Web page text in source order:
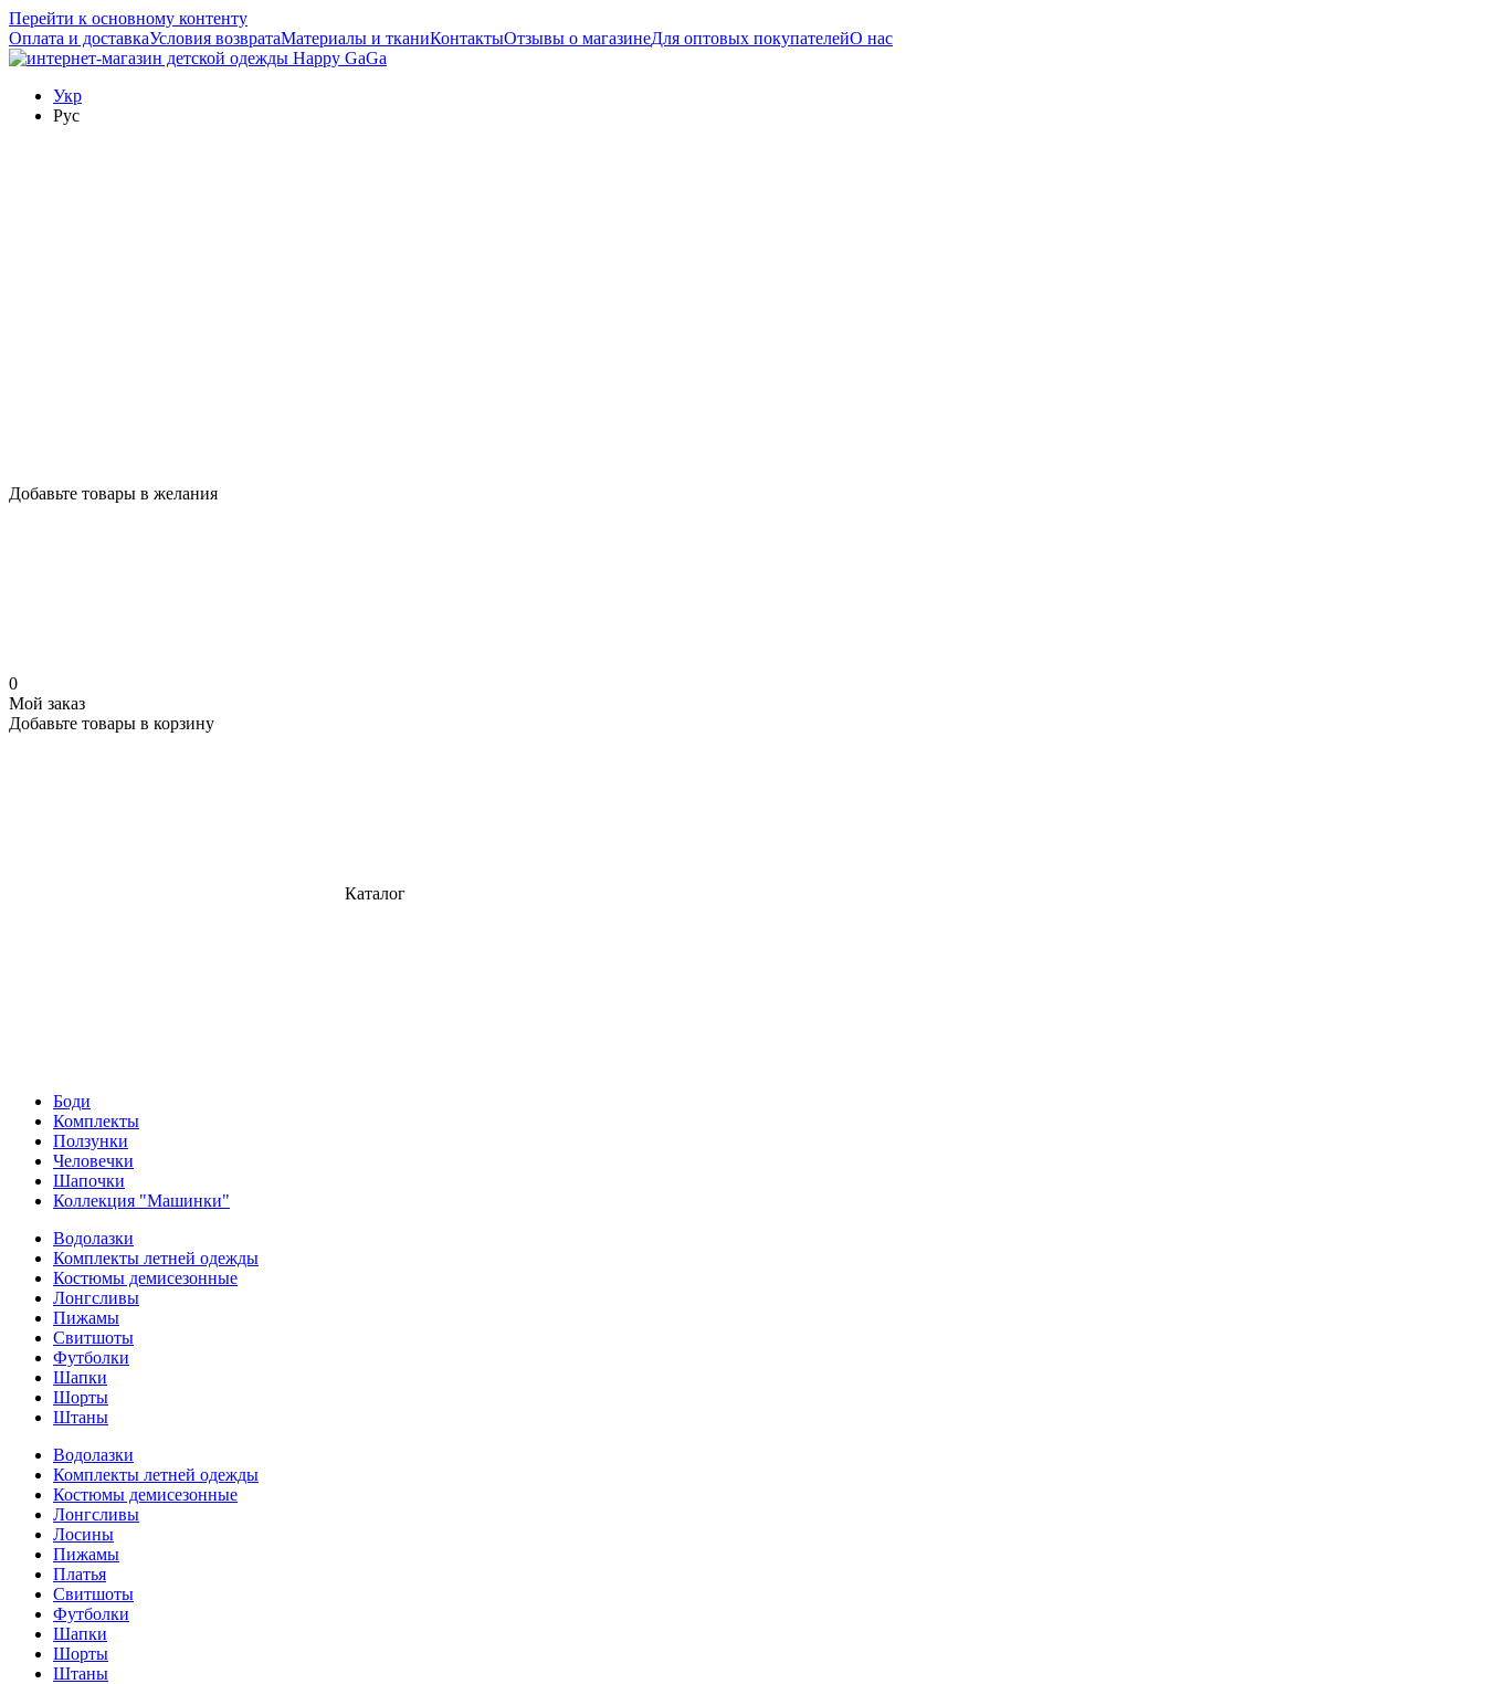
Перейти к основному контенту
Оплата и доставкаУсловия возвратаМатериалы и тканиКонтактыОтзывы о магазинеДля оптовых покупателейО нас
Укр
Рус
Добавьте товары в желания
0
Мой заказ
Добавьте товары в корзину
Каталог
Боди
Комплекты
Ползунки
Человечки
Шапочки
Коллекция "Машинки"
Водолазки
Комплекты летней одежды
Костюмы демисезонные
Лонгсливы
Пижамы
Свитшоты
Футболки
Шапки
Шорты
Штаны
Водолазки
Комплекты летней одежды
Костюмы демисезонные
Лонгсливы
Лосины
Пижамы
Платья
Свитшоты
Футболки
Шапки
Шорты
Штаны